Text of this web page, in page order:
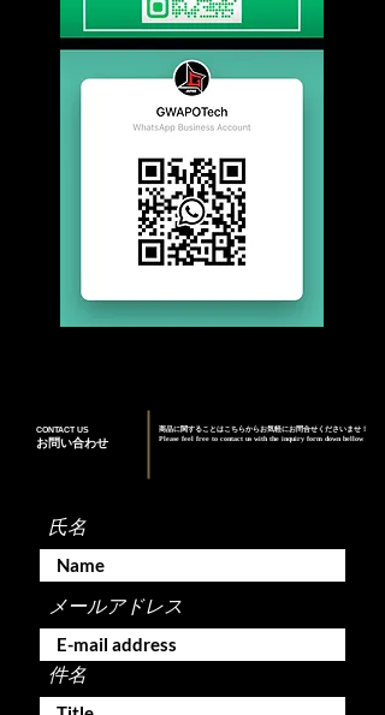
お問い合わせ
CONTACT US
商品に関することはこちらからお気軽にお問合せくださいませ！
Please feel free to contact us with the inquiry form down bellow
氏名
メールアドレス
件名